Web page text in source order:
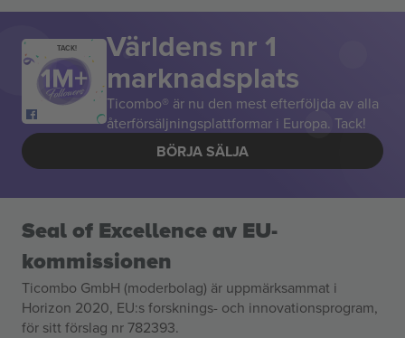
TACK! Världens nr 1
marknadsplats
Ticombo® är nu den mest efterföljda av alla
återförsäljningsplattformar i Europa. Tack!
BÖRJA SÄLJA
Seal of Excellence av EU-
kommissionen
Ticombo GmbH (moderbolag) är uppmärksammat i
Horizon 2020, EU:s forsknings- och innovationsprogram,
för sitt förslag nr 782393.